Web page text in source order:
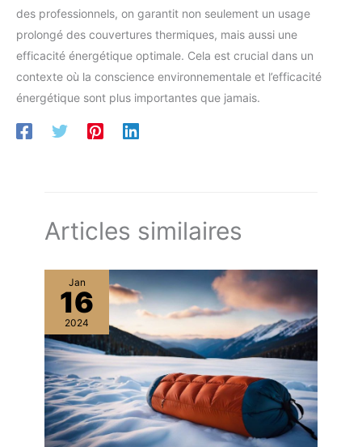
des professionnels, on garantit non seulement un usage
prolongé des couvertures thermiques, mais aussi une
efficacité énergétique optimale. Cela est crucial dans un
contexte où la conscience environnementale et l’efficacité
énergétique sont plus importantes que jamais.
Articles similaires
Jan
16
2024